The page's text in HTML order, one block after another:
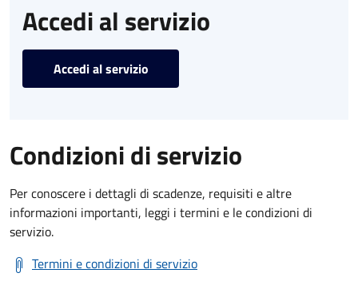
Accedi al servizio
Accedi al servizio
Condizioni di servizio
Per conoscere i dettagli di scadenze, requisiti e altre
informazioni importanti, leggi i termini e le condizioni di
servizio.
Termini e condizioni di servizio